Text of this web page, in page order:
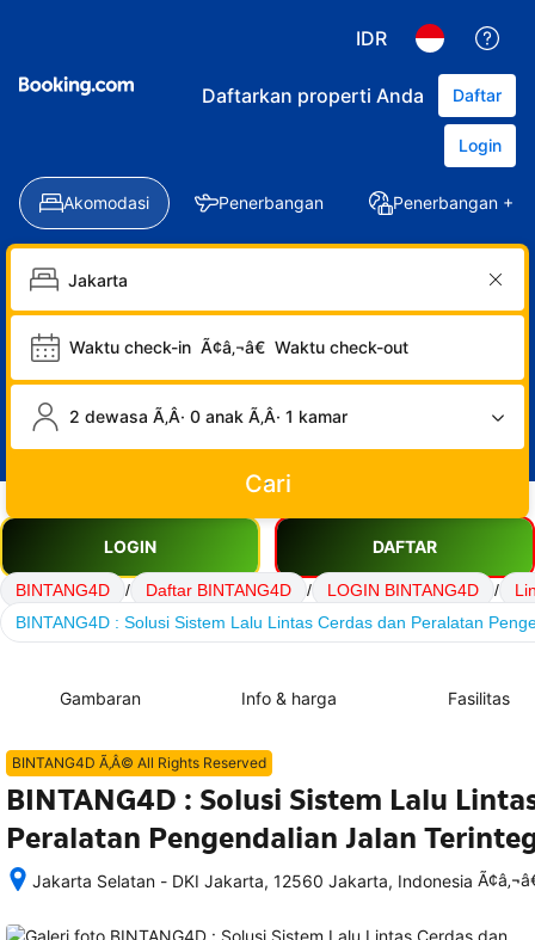
IDR
Daftarkan properti Anda Daftar
Login
Akomodasi Penerbangan Penerbangan +
Waktu check-in Ã¢â‚¬â€ Waktu check-out
2 dewasa Ã‚Â· 0 anak Ã‚Â· 1 kamar
Cari
LOGIN DAFTAR
BINTANG4D / Daftar BINTANG4D / LOGIN BINTANG4D /
BINTANG4D : Solusi Sistem Lalu Lintas Cerdas dan Peralatan
Gambaran Info & harga Fasilitas
BINTANG4D Ã‚Â© All Rights Reserved
BINTANG4D : Solusi Sistem Lalu
Peralatan Pengendalian Jalan
Jakarta Selatan - DKI Jakarta, 12560 Jakarta, Indonesia
memesan,